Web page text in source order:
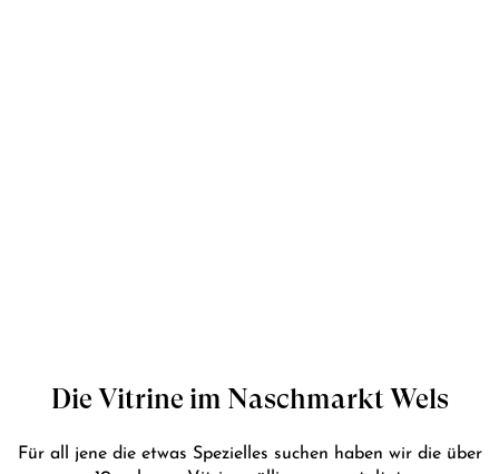
Die Vitrine im Naschmarkt Wels
Für all jene die etwas Spezielles suchen haben wir die über